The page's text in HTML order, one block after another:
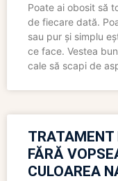
Poate ai obosit să
de fiecare dată.
sau pur și simplu
ce face. Vestea
cale să scapi de
TRATAMENT
FĂRĂ
CULOAREA